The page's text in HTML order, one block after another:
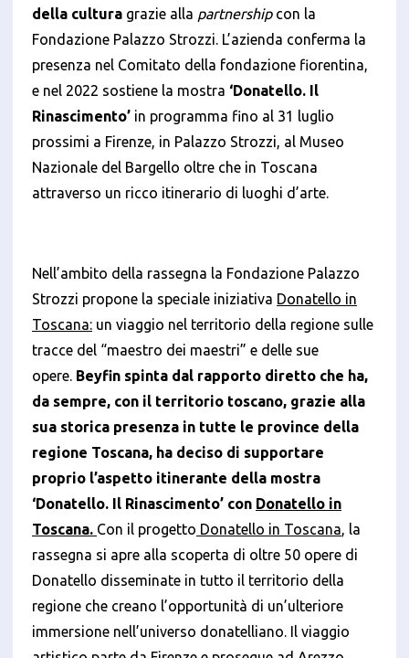
della cultura grazie alla partnership con la
Fondazione Palazzo Strozzi. L’azienda conferma la
presenza nel Comitato della fondazione fiorentina,
e nel 2022 sostiene la mostra ‘Donatello. Il
Rinascimento’ in programma fino al 31 luglio
prossimi a Firenze, in Palazzo Strozzi, al Museo
Nazionale del Bargello oltre che in Toscana
attraverso un ricco itinerario di luoghi d’arte.
Nell’ambito della rassegna la Fondazione Palazzo
Strozzi propone la speciale iniziativa Donatello in
Toscana: un viaggio nel territorio della regione sulle
tracce del “maestro dei maestri” e delle sue
opere. Beyfin spinta dal rapporto diretto che ha,
da sempre, con il territorio toscano, grazie alla
sua storica presenza in tutte le province della
regione Toscana, ha deciso di supportare
proprio l’aspetto itinerante della mostra
‘Donatello. Il Rinascimento’ con Donatello in
Toscana. Con il progetto Donatello in Toscana, la
rassegna si apre alla scoperta di oltre 50 opere di
Donatello disseminate in tutto il territorio della
regione che creano l’opportunità di un’ulteriore
immersione nell’universo donatelliano. Il viaggio
Informativa breve Cookie
Tecnici
Accetto l'utilizzo di cookie tecnici (obbligatori per
proseguire la navigazione del sito)
Analitici
Accetto l'utilizzo di cookie analitici di terze parti